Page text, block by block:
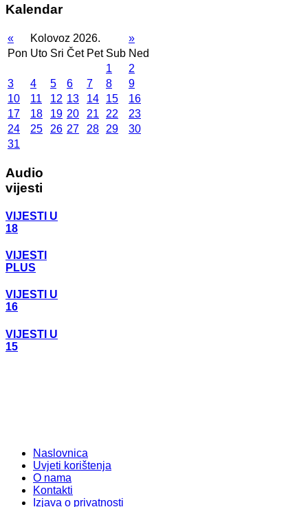
Kalendar
« Kolovoz 2026.
»
Pon Uto Sri Čet Pet Sub Ned
1
2
3
4 5 6 7 8
9
10
11 12 13 14 15
16
17
18 19 20 21 22
23
24
25 26 27 28 29
30
31
Audio
vijesti
VIJESTI U
18
VIJESTI
PLUS
VIJESTI U
16
VIJESTI U
15
Naslovnica
Uvjeti korištenja
O nama
Kontakti
Izjava o privatnosti